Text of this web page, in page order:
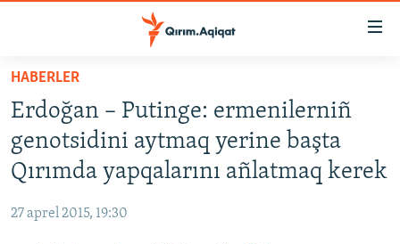
Esas
qaytmaq
Baş
navigatsiyağa
qaytmaq
Qıdıruvğa
qaytmaq
HABERLER
SİYASET
İQTİSADİYAT
MEDENİYET
HABERLER
Erdoğan – Putinge: ermenilerniñ
genotsidini aytmaq yerine başta
Qırımda yapqalarını añlatmaq kerek
27 aprel 2015, 19:30